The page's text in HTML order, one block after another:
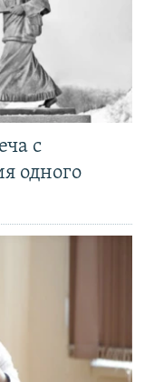
с
одного